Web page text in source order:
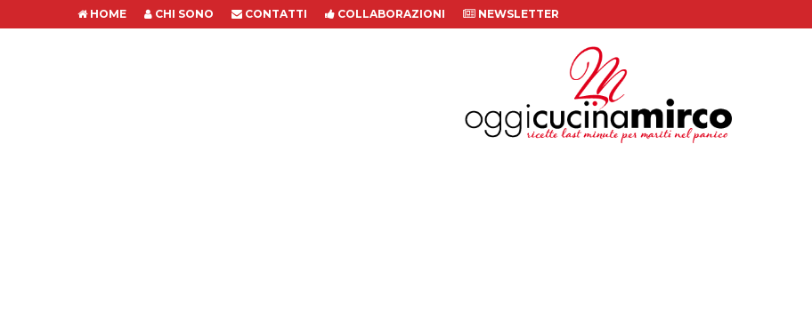
HOME CHI SONO CONTATTI COLLABORAZIONI NEWSLETTER